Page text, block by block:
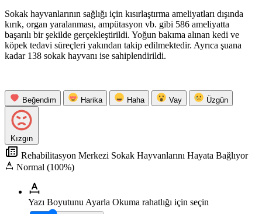
Sokak hayvanlarının sağlığı için kısırlaştırma ameliyatları dışında
kırık, organ yaralanması, ampütasyon vb. gibi 586 ameliyatta
başarılı bir şekilde gerçekleştirildi. Yoğun bakıma alınan kedi ve
köpek tedavi süreçleri yakından takip edilmektedir. Ayrıca şuana
kadar 138 sokak hayvanı ise sahiplendirildi.
Beğendim Harika Haha Vay Üzgün
Kızgın
Rehabilitasyon Merkezi Sokak Hayvanlarını Hayata Bağlıyor
Normal (100%)
Yazı Boyutunu Ayarla Okuma rahatlığı için seçin